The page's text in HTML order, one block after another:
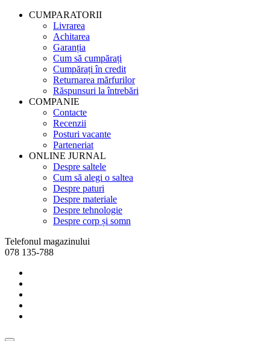
CUMPARATORII
Livrarea
Achitarea
Garanția
Cum să cumpărați
Cumpărați în credit
Returnarea mărfurilor
Răspunsuri la întrebări
COMPANIE
Contacte
Recenzii
Posturi vacante
Parteneriat
ONLINE JURNAL
Despre saltele
Cum să alegi o saltea
Despre paturi
Despre materiale
Despre tehnologie
Despre corp și somn
Telefonul magazinului
078 135-788